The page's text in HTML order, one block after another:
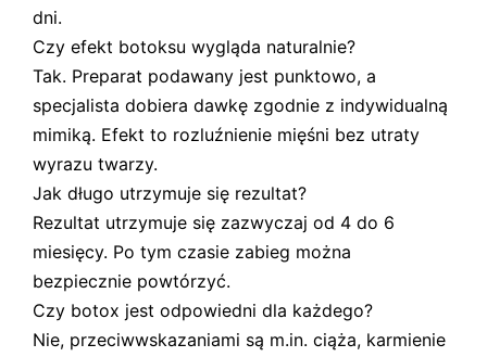
dni.
Czy efekt botoksu wygląda naturalnie?
Tak. Preparat podawany jest punktowo, a
specjalista dobiera dawkę zgodnie z indywidualną
mimiką. Efekt to rozluźnienie mięśni bez utraty
wyrazu twarzy.
Jak długo utrzymuje się rezultat?
Rezultat utrzymuje się zazwyczaj od 4 do 6
miesięcy. Po tym czasie zabieg można
bezpiecznie powtórzyć.
Czy botox jest odpowiedni dla każdego?
Nie, przeciwwskazaniami są m.in. ciąża, karmienie